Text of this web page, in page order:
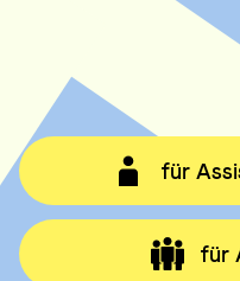
für
für